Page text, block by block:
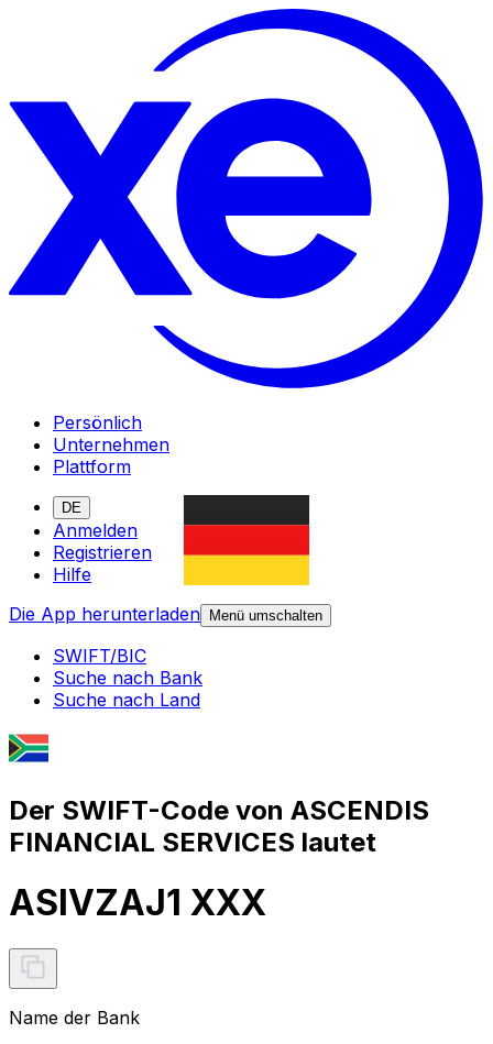
Persönlich
Unternehmen
Plattform
DE
Anmelden
Registrieren
Hilfe
Die App herunterladen
Menü umschalten
SWIFT/BIC
Suche nach Bank
Suche nach Land
Der SWIFT-Code von ASCENDIS
FINANCIAL SERVICES lautet
ASIVZAJ1 XXX
Name der Bank